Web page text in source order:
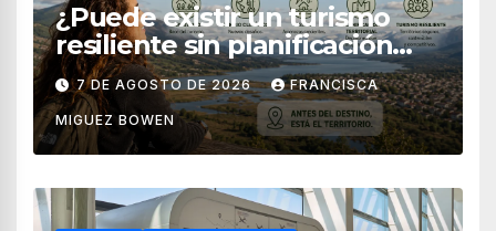
¿Puede existir un turismo
resiliente sin planificación
territorial?
7 DE AGOSTO DE 2026 FRANCISCA
MIGUEZ BOWEN